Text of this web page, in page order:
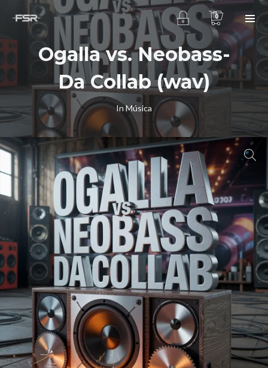
0
Ogalla vs. Neobass-
Da Collab (wav)
InMúsica